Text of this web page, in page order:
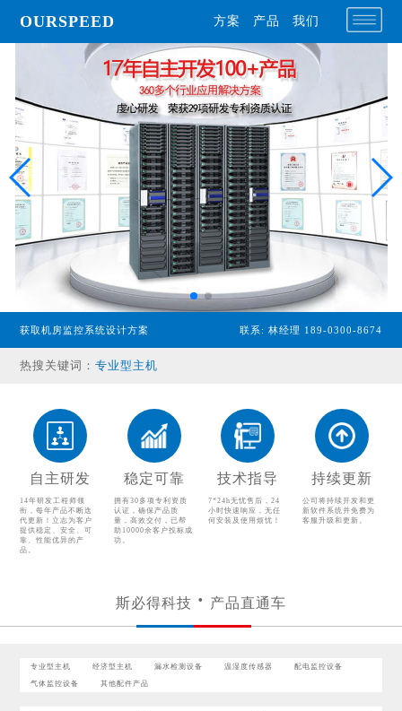
OURSPEED 方案 产品 我们
获取机房监控系统设计方案 联系: 林经理 189-0300-8674
热搜关键词：
温湿度传感器
配电监控设备
气体监控设备
其他配件产品
自主研发
14年研发工程师领
衔，每年产品不断迭
代更新！立志为客户
提供稳定、安全、可
靠、性能优异的产
品。
稳定可靠
拥有30多项专利资质
认证，确保产品质
量，高效交付，已帮
助10000余客户投标成
功。
技术指导
7*24h无忧售后，24
小时快速响应，无任
何安装及使用烦忧！
持续更新
公司将持续开发和更
新软件系统并免费为
客服升级和更新。
斯必得科技 产品直通车
专业型主机 经济型主机 漏水检测设备 温湿度传感器 配电监控设备
气体监控设备 其他配件产品